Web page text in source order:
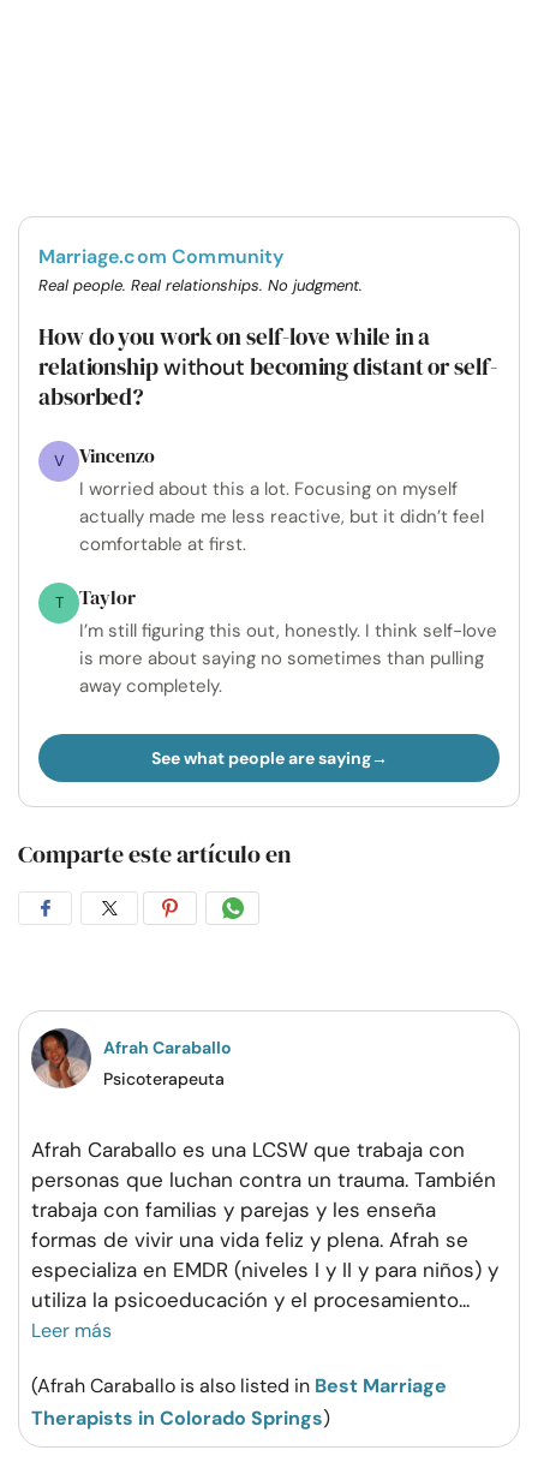
Marriage.com Community
Real people. Real relationships. No judgment.
How do you work on self-love while in a
relationshipwithout becoming distant or self-
absorbed?
V Vincenzo
I worried about this a lot. Focusing on myself
actually made me less reactive, but it didn’t feel
comfortable at first.
T Taylor
I’m still figuring this out, honestly. I think self-love
is more about saying no sometimes than pulling
away completely.
See what people are saying
Comparte este artículo en
CompartirCompartirCompartirCompartir
Afrah Caraballo
Psicoterapeuta
Afrah Caraballo es una LCSW que trabaja con
personas que luchan contra un trauma. También
trabaja con familias y parejas y les enseña
formas de vivir una vida feliz y plena. Afrah se
especializa en EMDR (niveles I y II y para niños) y
utiliza la psicoeducación y el procesamiento...
Leer más
(Afrah Caraballo is also listed in Best Marriage
Therapists in Colorado Springs)